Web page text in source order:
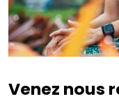
Venez nous